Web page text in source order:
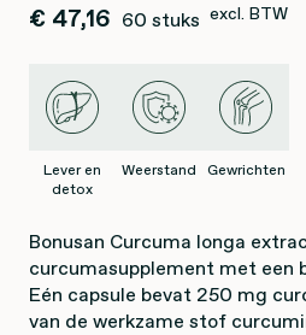
€ 47,16 60 stuks excl. BTW
Lever en
detox
Weerstand Gewrichten
Bonusan Curcuma longa
curcumasupplement met een
Eén capsule bevat 250 mg
van de werkzame stof